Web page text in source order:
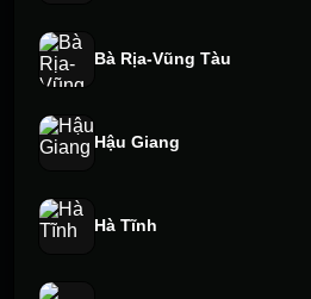
Bà Rịa-Vũng Tàu
Hậu Giang
Hà Tĩnh